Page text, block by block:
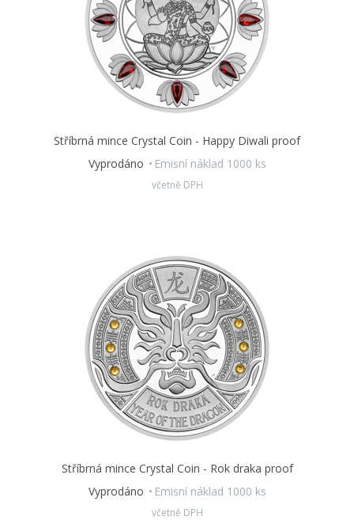
Stříbrná mince Crystal Coin - Happy Diwali proof
Vyprodáno
Emisní náklad 1000 ks
včetně DPH
Stříbrná mince Crystal Coin - Rok draka proof
Vyprodáno
Emisní náklad 1000 ks
včetně DPH